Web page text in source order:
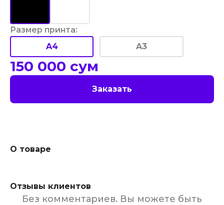
Размер принта:
A4
A3
150 000 сум
Заказать
О товаре
Отзывы клиентов
Без комментариев. Вы можете быть